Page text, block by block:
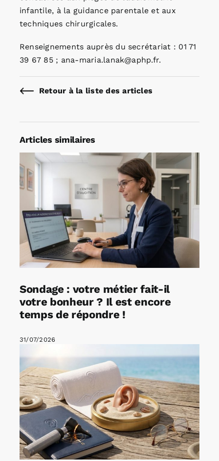
infantile, à la guidance parentale et aux
techniques chirurgicales.
Renseignements auprès du secrétariat : 01 71
39 67 85 ; ana-maria.lanak@aphp.fr.
Retour à la liste des articles
Articles similaires
Sondage : votre métier fait-il
votre bonheur ? Il est encore
temps de répondre !
31/07/2026